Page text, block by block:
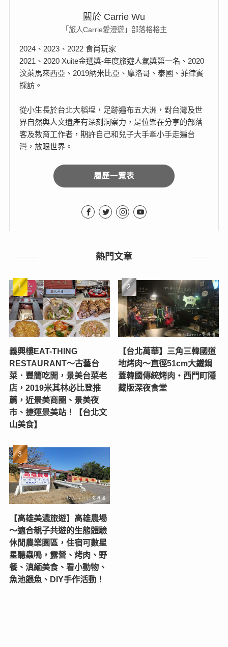
關於 Carrie Wu
「旅人Carrie愛漫遊」部落格格主
2024、2023、2022 食尚玩家
2021、2020 Xuite金選獎-年度旅遊人氣獎第一名、2020
汶萊馬來西亞、2019納米比亞、摩洛哥、泰國、菲律賓
採訪。
從小生長於台北大稻埕，足跡遍布五大洲，對台灣及世
界自然與人文遺產有深刻洞察力，是位樂在分享的部落
客及教育工作者，期許自己和兒子大手牽小手走遍台
灣，放眼世界。
履歷一覽表
熱門文章
義興樓EAT-THING
RESTAURANT〜古藝台
菜．豐簡吃開，景美台菜老
店，2019米其林必比登推
薦，近景美商圈、景美夜
市、捷運景美站！【台北文
山美食】
【台北萬華】三角三韓國道
地烤肉～直徑51cm大鐵鍋
蓋韓國傳統烤肉‧西門町隱
藏版深夜食堂
【高雄美濃旅遊】高雄農場
〜適合親子共遊的生態體驗
休閒農業園區，住宿可數星
星聽蟲鳴，露營、烤肉、野
餐、滇緬美食、看小動物、
魚池餵魚、DIY手作活動！